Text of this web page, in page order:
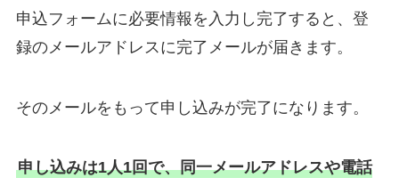
申込フォームに必要情報を入力し完了すると、登
録のメールアドレスに完了メールが届きます。
そのメールをもって申し込みが完了になります。
申し込みは1人1回で、同一メールアドレスや電話